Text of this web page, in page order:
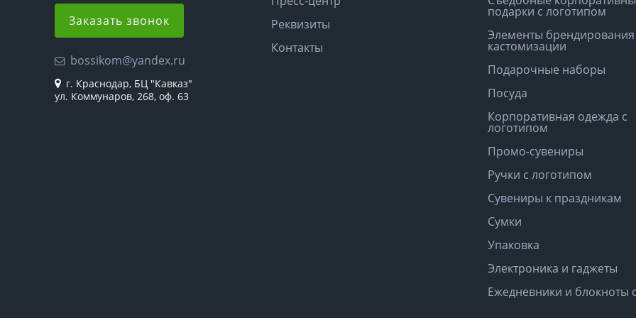
Заказать звонок
bossikom@yandex.ru
г. Краснодар, БЦ "Кавказ"
ул. Коммунаров, 268, оф. 63
Реквизиты
Контакты
подарки с логотипом
Элементы
кастомизации
Подарочные наборы
Посуда
Корпоративная одежда с
логотипом
Промо-сувениры
Ручки с логотипом
Сувениры к праздникам
Сумки
Упаковка
Электроника и гаджеты
Ежедневники и блокноты